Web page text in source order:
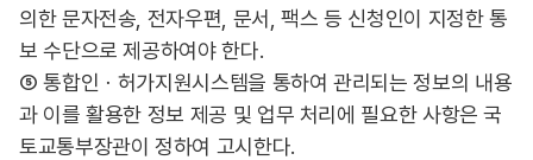
의한 문자전송, 전자우편, 문서, 팩스 등 신청인이 지정한 통
보 수단으로 제공하여야 한다.
⑤ 통합인ㆍ허가지원시스템을 통하여 관리되는 정보의 내용
과 이를 활용한 정보 제공 및 업무 처리에 필요한 사항은 국
토교통부장관이 정하여 고시한다.